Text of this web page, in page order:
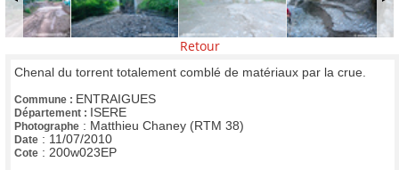
Retour
Chenal du torrent totalement comblé de matériaux par la crue.
Commune : ENTRAIGUES
Département : ISERE
Photographe : Matthieu Chaney (RTM 38)
Date : 11/07/2010
Cote : 200w023EP